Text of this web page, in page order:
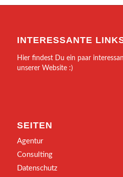
INTERESSANTE
Hier findest Du ein paar
unserer Website :)
SEITEN
Agentur
Consulting
Datenschutz